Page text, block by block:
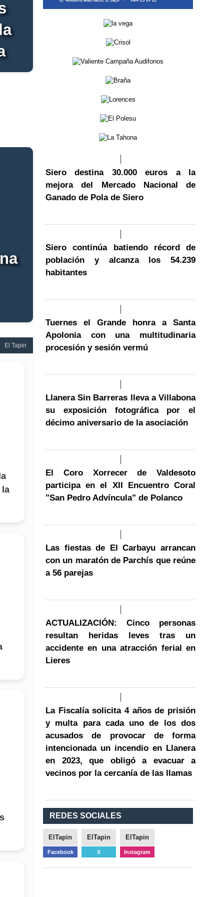
El Tapin
la
Siero destina 30.000 euros a la
mejora del Mercado Nacional de
Ganado de Pola de Siero
Siero continúa batiendo récord de
población y alcanza los 54.239
habitantes
Tuernes el Grande honra a Santa
Apolonia con una multitudinaria
procesión y sesión vermú
Llanera Sin Barreras lleva a Villabona
su exposición fotográfica por el
décimo aniversario de la asociación
El Coro Xorrecer de Valdesoto
participa en el XII Encuentro Coral
"San Pedro Advíncula" de Polanco
Las fiestas de El Carbayu arrancan
con un maratón de Parchís que reúne
a 56 parejas
ACTUALIZACIÓN: Cinco personas
resultan heridas leves tras un
accidente en una atracción ferial en
Lieres
La Fiscalía solicita 4 años de prisión
y multa para cada uno de los dos
acusados de provocar de forma
intencionada un incendio en Llanera
en 2023, que obligó a evacuar a
vecinos por la cercanía de las llamas
REDES SOCIALES
ElTapin
Facebook
ElTapin
X
ElTapin
Instagram